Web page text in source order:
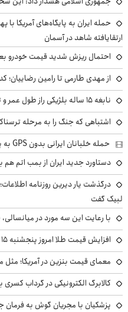
حمله ایران به پایگاه‌های آمریکا
ارتقایافته شاهد در آسمان
احتمال ریزش شدید قیمت خودرو
از مهدی طارمی تا رامین رضاییان؛
نابغه ۱۵ ساله بلژیکی راز طول عمر و توقف پیری انسان را کشف می‌کند؟
اشتباهی که جنگ را به مرحله
حمله خلبانان ایرانی بدون GPS به پایگاه آمریکا +ویدیو
دستاورد جدید ایران از بمب اتم هم
درگذشت یار دیرین روزنامه
لبیک گفت
با رعایت این سه مورد در میانسالی، خطر زوال عقل را
افزایش قیمت طلا امروز پنجشنبه ۱۵ مرداد ۱۴۰۵
معمای قیمت بنزین در آمریکا؛ مثل
کالابرگ الکترونیکی در گرداب
پزشکیان با مجریان گوش به فرمان